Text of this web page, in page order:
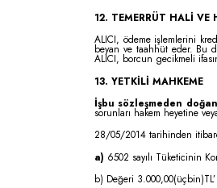
12. TEMERRÜT HALİ VE
ALICI, ödeme işlemlerini
beyan ve taahhüt eder. Bu
ALICI, borcun gecikmeli
13. YETKİLİ MAHKEME
İşbu sözleşmeden
sorunları hakem heyetine
28/05/2014 tarihinden
a) 6502 sayılı Tüketicinin
b) Değeri